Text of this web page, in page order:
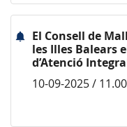
El Consell de
les Illes Balears
d’Atenció
10-09-2025 /